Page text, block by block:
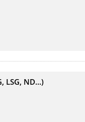
LSG, ND...)